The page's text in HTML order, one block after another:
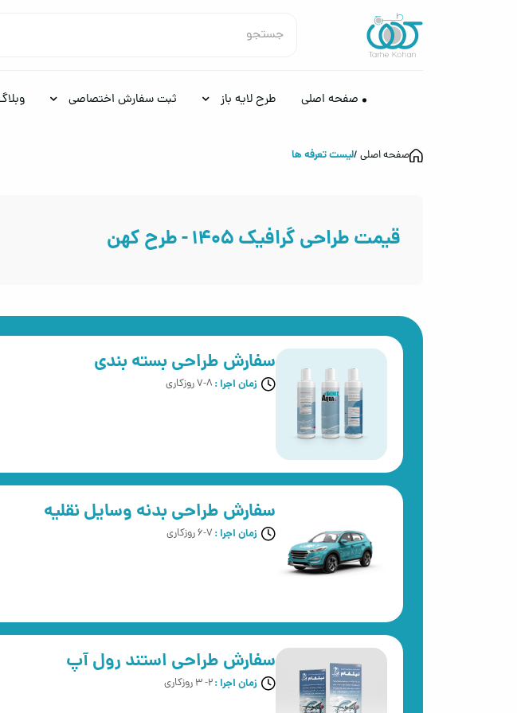
صفحه اصلی طرح لایه باز ثبت سفارش اختصاصی
صفحه اصلی لیست تعرفه ها
قیمت طراحی گرافیک 1405 - طرح کهن
سفارش طراحی بسته بندی
زمان اجرا : 7-8 روزکاری
سفارش طراحی بدنه وسایل نقلیه
زمان اجرا : 6-7 روزکاری
سفارش طراحی استند رول آپ
زمان اجرا :2- 3 روزکاری